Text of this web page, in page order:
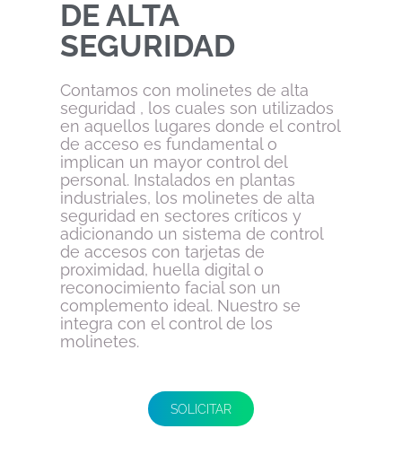
DE ALTA
SEGURIDAD
Contamos con molinetes de alta
seguridad , los cuales son utilizados
en aquellos lugares donde el control
de acceso es fundamental o
implican un mayor control del
personal. Instalados en plantas
industriales, los molinetes de alta
seguridad en sectores críticos y
adicionando un sistema de control
de accesos con tarjetas de
proximidad, huella digital o
reconocimiento facial son un
complemento ideal. Nuestro se
integra con el control de los
molinetes.
SOLICITAR